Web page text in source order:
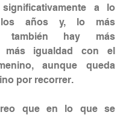
significativamente a lo
años y, lo más
también hay más
más igualdad con el
aunque queda
por recorrer.
que en lo que se